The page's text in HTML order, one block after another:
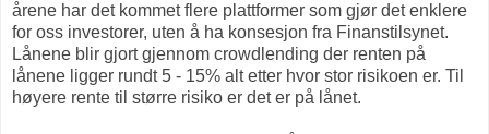
årene har det kommet flere plattformer som gjør det enklere
for oss investorer, uten å ha konsesjon fra Finanstilsynet.
Lånene blir gjort gjennom crowdlending der renten på
lånene ligger rundt 5 - 15% alt etter hvor stor risikoen er. Til
høyere rente til større risiko er det er på lånet.